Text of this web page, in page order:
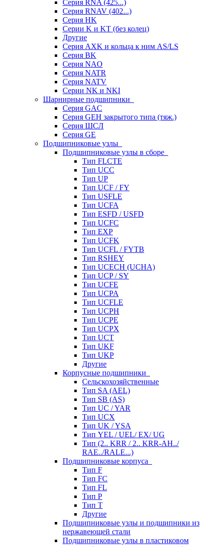
Серия RNA (425...)
Серия RNAV (402...)
Серия HK
Серии K и KT (без колец)
Другие
Серия AXK и кольца к ним AS/LS
Серия BK
Серия NAO
Серия NATR
Серия NATV
Серии NK и NKI
Шарнирные подшипники
Серия GAC
Серия GEH закрытого типа (тяж.)
Серия ШСЛ
Серия GE
Подшипниковые узлы
Подшипниковые узлы в сборе
Тип FLCTE
Тип UCC
Тип UP
Тип UCF / FY
Тип USFLE
Тип UCFA
Тип ESFD / USFD
Тип UCFC
Тип EXP
Тип UCFK
Тип UCFL / FYTB
Тип RSHEY
Тип UCECH (UCHA)
Тип UCP / SY
Тип UCFE
Тип UCPA
Тип UCFLE
Тип UCPH
Тип UCPE
Тип UCPX
Тип UCT
Тип UKF
Тип UKP
Другие
Корпусные подшипники
Сельскохозяйственные
Тип SA (AEL)
Тип SB (AS)
Тип UC / YAR
Тип UCX
Тип UK / YSA
Тип YEL / UEL/ EX/ UG
Тип (2.. KRR / 2.. KRR-AH../
RAE../RALE...)
Подшипниковые корпуса
Тип F
Тип FC
Тип FL
Тип P
Тип T
Другие
Подшипниковые узлы и подшипники из
нержавеющей стали
Подшипниковые узлы в пластиковом